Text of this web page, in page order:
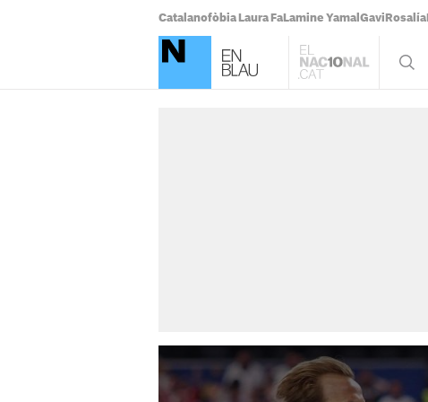
Catalanofòbia Laura Fa Lamine Yamal Gavi Rosalía